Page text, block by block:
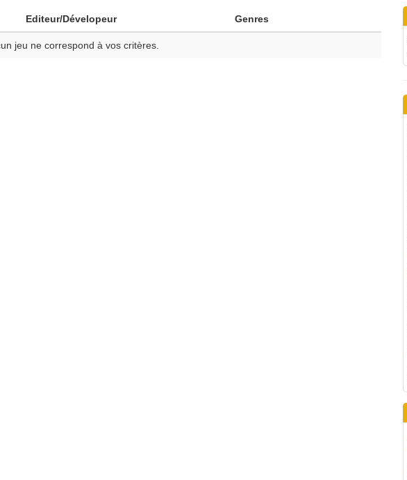
Editeur/Dévelopeur Genres
jeu ne correspond à vos critères.